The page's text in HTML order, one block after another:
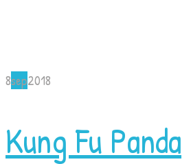
8sep2018
Kung Fu Panda